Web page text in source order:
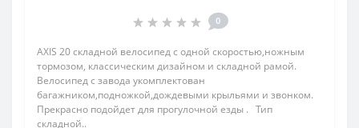
0
AXIS 20 складной велосипед с одной скоростью,ножным
тормозом, классическим дизайном и складной рамой.
Велосипед с завода укомплектован
багажником,подножкой,дождевыми крыльями и звонком.
Прекрасно подойдет для прогулочной езды . Тип
складной..